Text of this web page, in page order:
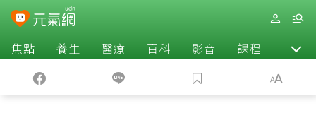
焦點 養生 醫療 百科 影音 課程 退休